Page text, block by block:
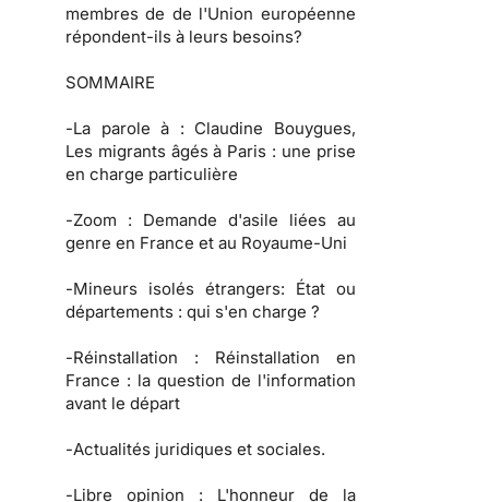
membres de de l'Union européenne
répondent-ils à leurs besoins?
SOMMAIRE
-La parole à : Claudine Bouygues,
Les migrants âgés à Paris : une prise
en charge particulière
-Zoom : Demande d'asile liées au
genre en France et au Royaume-Uni
-Mineurs isolés étrangers: État ou
départements : qui s'en charge ?
-Réinstallation : Réinstallation en
France : la question de l'information
avant le départ
-Actualités juridiques et sociales.
-Libre opinion : L'honneur de la